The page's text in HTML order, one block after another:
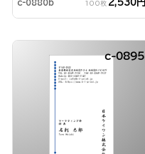
c-0880b 100枚 2,530円
c-0895